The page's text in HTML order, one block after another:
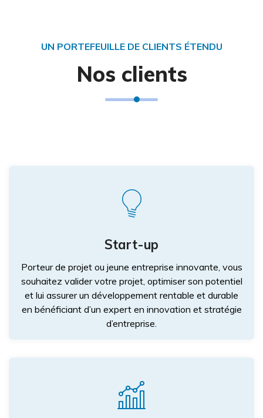
UN PORTEFEUILLE DE CLIENTS ÉTENDU
Nos clients
Start-up
Porteur de projet ou jeune entreprise innovante, vous
souhaitez valider votre projet, optimiser son potentiel
et lui assurer un développement rentable et durable
en bénéficiant d’un expert en innovation et stratégie
d’entreprise.